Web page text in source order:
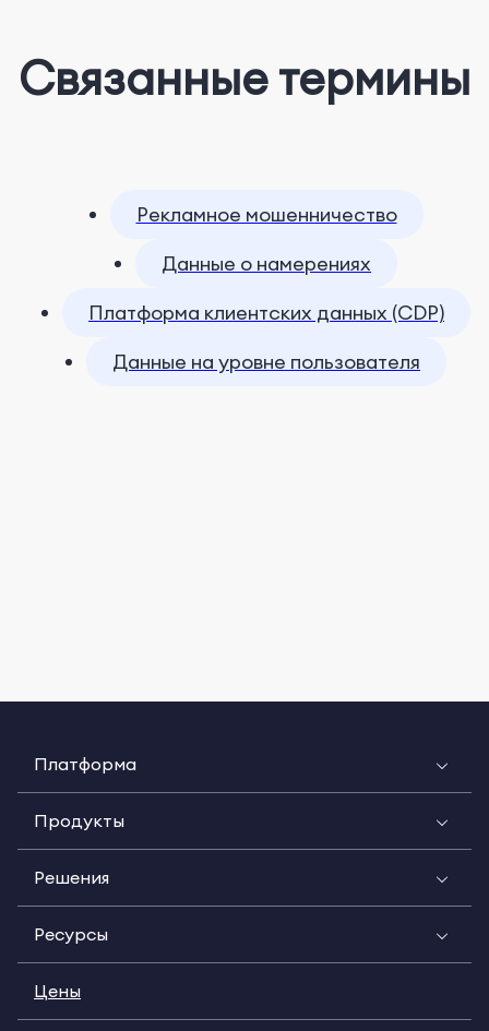
Связанные термины
Рекламное мошенничество
Данные о намерениях
Платформа клиентских данных (CDP)
Данные на уровне пользователя
Платформа
Продукты
Решения
Ресурсы
Цены